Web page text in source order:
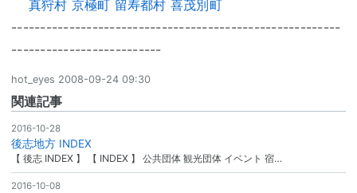
真狩村 京極町 留寿都村 喜茂別町
---------------------------------------------------------
--------------------------
hot_eyes 2008-09-24 09:30
関連記事
2016-10-28
後志地方 INDEX
【 後志 INDEX 】 【 INDEX 】 公共団体 観光団体 イベント 宿…
2016-10-08